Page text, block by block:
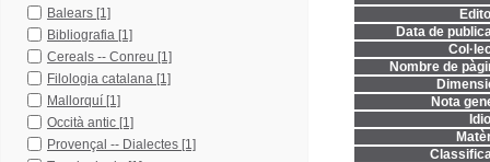
Data de
Nombre de
Nota
Balears [1]
Bibliografia [1]
Cereals -- Conreu [1]
Filologia catalana [1]
Mallorquí [1]
Occità antic [1]
Provençal -- Dialectes [1]